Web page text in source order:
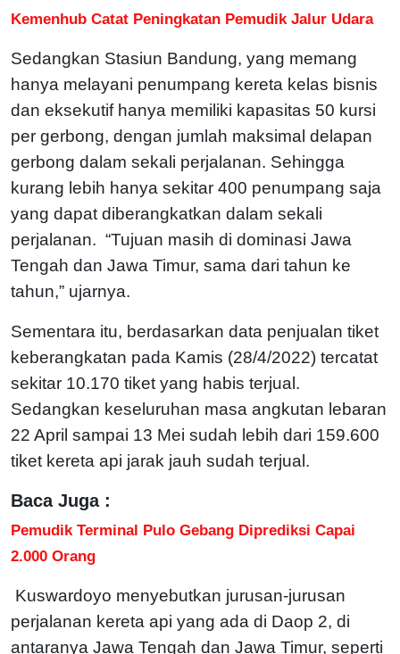
Kemenhub Catat Peningkatan Pemudik Jalur Udara
Sedangkan Stasiun Bandung, yang memang
hanya melayani penumpang kereta kelas bisnis
dan eksekutif hanya memiliki kapasitas 50 kursi
per gerbong, dengan jumlah maksimal delapan
gerbong dalam sekali perjalanan. Sehingga
kurang lebih hanya sekitar 400 penumpang saja
yang dapat diberangkatkan dalam sekali
perjalanan. “Tujuan masih di dominasi Jawa
Tengah dan Jawa Timur, sama dari tahun ke
tahun,” ujarnya.
Sementara itu, berdasarkan data penjualan tiket
keberangkatan pada Kamis (28/4/2022) tercatat
sekitar 10.170 tiket yang habis terjual.
Sedangkan keseluruhan masa angkutan lebaran
22 April sampai 13 Mei sudah lebih dari 159.600
tiket kereta api jarak jauh sudah terjual.
Baca Juga :
Pemudik Terminal Pulo Gebang Diprediksi Capai
2.000 Orang
Kuswardoyo menyebutkan jurusan-jurusan
perjalanan kereta api yang ada di Daop 2, di
antaranya Jawa Tengah dan Jawa Timur, seperti